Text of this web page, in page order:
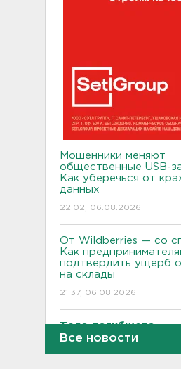
Мошенники меняют
общественные USB-
Как уберечься от
данных
22:02, 06.08.2026
От Wildberries — со
Как
подтвердить ущерб
на склады
21:37, 06.08.2026
Тело погибшего
обнаружено после
Все новости